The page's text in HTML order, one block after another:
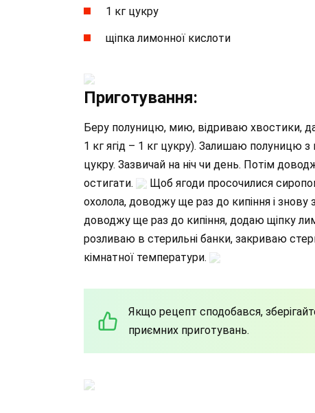
1 кг цукру
щіпка лимонної кислоти
Приготування:
Беру полуницю, мию, відриваю хвостики,
1 кг ягід – 1 кг цукру). Залишаю полуницю
цукру. Зазвичай на ніч чи день. Потім
остигати.
Щоб ягоди просочилися
охолола, доводжу ще раз до кипіння і
доводжу ще раз до кипіння, додаю щіпку
розливаю в стерильні банки, закриваю
кімнатної температури.
Якщо рецепт сподобався,
приємних приготувань.